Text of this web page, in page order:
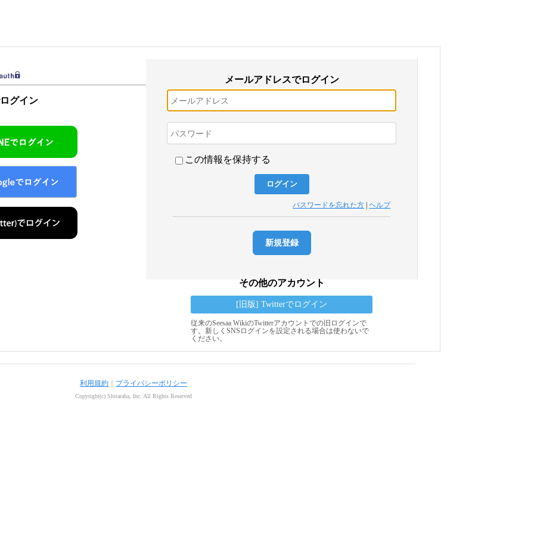
グイン
メールアドレスでログイン
この情報を保持する
パスワードを忘れた方 |ヘルプ
新規登録
その他のアカウント
[旧版] Twitterでログイン
従来のSeesaa WikiのTwitterアカウントでの旧ログインで
す。新しくSNSログインを設定される場合は使わないで
ください。
利用規約 プライバシーポリシー
Copyright(c) Shitaraba, Inc. All Rights Reserved